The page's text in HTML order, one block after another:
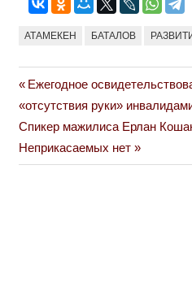
АТАМЕКЕН БАТАЛОВ
Навигация
по
записям
Previous
Post:
Ежегодное
«отсутствия руки»
Next
Post:
Спикер мажилиса Ерлан
Неприкасаемых нет